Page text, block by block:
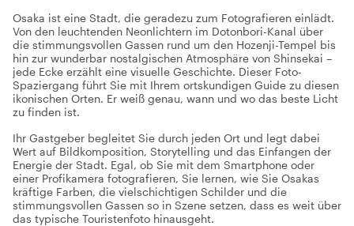
Osaka ist eine Stadt, die geradezu zum Fotografieren einlädt.
Von den leuchtenden Neonlichtern im Dotonbori-Kanal über
die stimmungsvollen Gassen rund um den Hozenji-Tempel bis
hin zur wunderbar nostalgischen Atmosphäre von Shinsekai –
jede Ecke erzählt eine visuelle Geschichte. Dieser Foto-
Spaziergang führt Sie mit Ihrem ortskundigen Guide zu diesen
ikonischen Orten. Er weiß genau, wann und wo das beste Licht
zu finden ist.
Ihr Gastgeber begleitet Sie durch jeden Ort und legt dabei
Wert auf Bildkomposition, Storytelling und das Einfangen der
Energie der Stadt. Egal, ob Sie mit dem Smartphone oder
einer Profikamera fotografieren, Sie lernen, wie Sie Osakas
kräftige Farben, die vielschichtigen Schilder und die
stimmungsvollen Gassen so in Szene setzen, dass es weit über
das typische Touristenfoto hinausgeht.